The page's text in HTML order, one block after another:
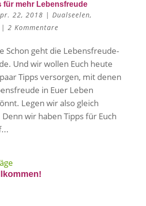
für mehr Lebensfreude
22, 2018 | Dualseelen,
| 2 Kommentare
Schon geht die Lebensfreude-
Und wir wollen Euch heute
Tipps versorgen, mit denen
in Euer Leben
Legen wir also gleich
wir haben Tipps für Euch